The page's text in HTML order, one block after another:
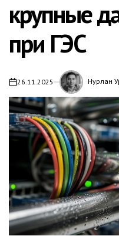
крупные
при ГЭС
26.11.2025 Нурлан